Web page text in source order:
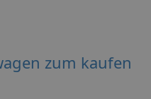
zum kaufen